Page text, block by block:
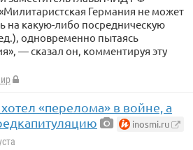
Германия не может
на какую-либо посредническую
одновременно пытаясь
— сказал он, комментируя эту
«перелома» в войне, а
inosmi.ru